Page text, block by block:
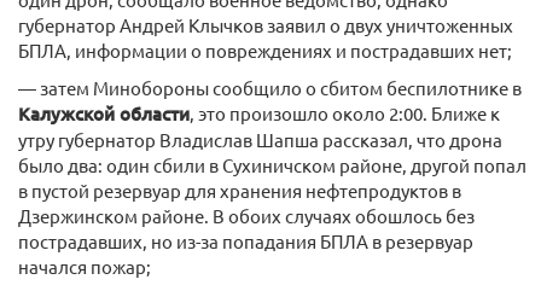
губернатор Андрей Клычков заявил о двух уничтоженных
БПЛА, информации о повреждениях и пострадавших нет;
— затем Минобороны сообщило о сбитом беспилотнике в
Калужской области, это произошло около 2:00. Ближе к
утру губернатор Владислав Шапша рассказал, что дрона
было два: один сбили в Сухиничском районе, другой попал
в пустой резервуар для хранения нефтепродуктов в
Дзержинском районе. В обоих случаях обошлось без
пострадавших, но из-за попадания БПЛА в резервуар
начался пожар;